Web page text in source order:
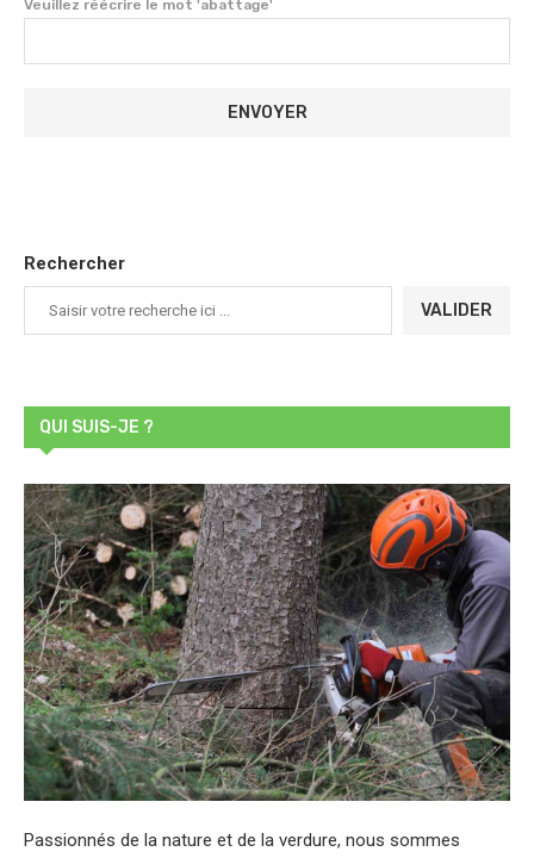
Veuillez réécrire le mot 'abattage'
Rechercher
VALIDER
QUI SUIS-JE ?
Passionnés de la nature et de la verdure, nous sommes